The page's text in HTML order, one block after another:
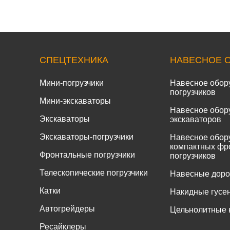
СПЕЦТЕХНИКА
Мини-погрузчики
Мини-экскаваторы
Экскаваторы
Экскаваторы-погрузчики
Фронтальные погрузчики
Телескопические погрузчики
Катки
Автогрейдеры
Ресайклеры
НАВЕСНОЕ
Навесное
погрузчиков
Навесное
экскаваторов
Навесное
компактных
погрузчиков
Навесные
Накидные
Цельнолитные